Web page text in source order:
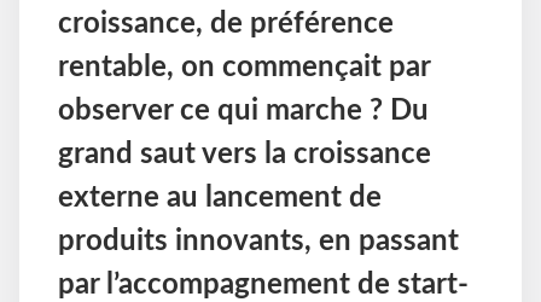
croissance, de préférence
rentable, on commençait par
observer ce qui marche ? Du
grand saut vers la croissance
externe au lancement de
produits innovants, en passant
par l’accompagnement de start-